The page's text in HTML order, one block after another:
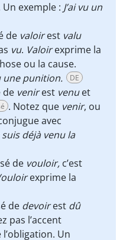
exemple : J’ai vu un
de valoirest valu
vu. Valoirexprime la
ou la cause.
une punition. DE
de venirest venuet
. Notez que venir, ou
avec
suis déjà venu la
de vouloir, c’est
exprime la
de devoirest dû
pas l’accent
Un